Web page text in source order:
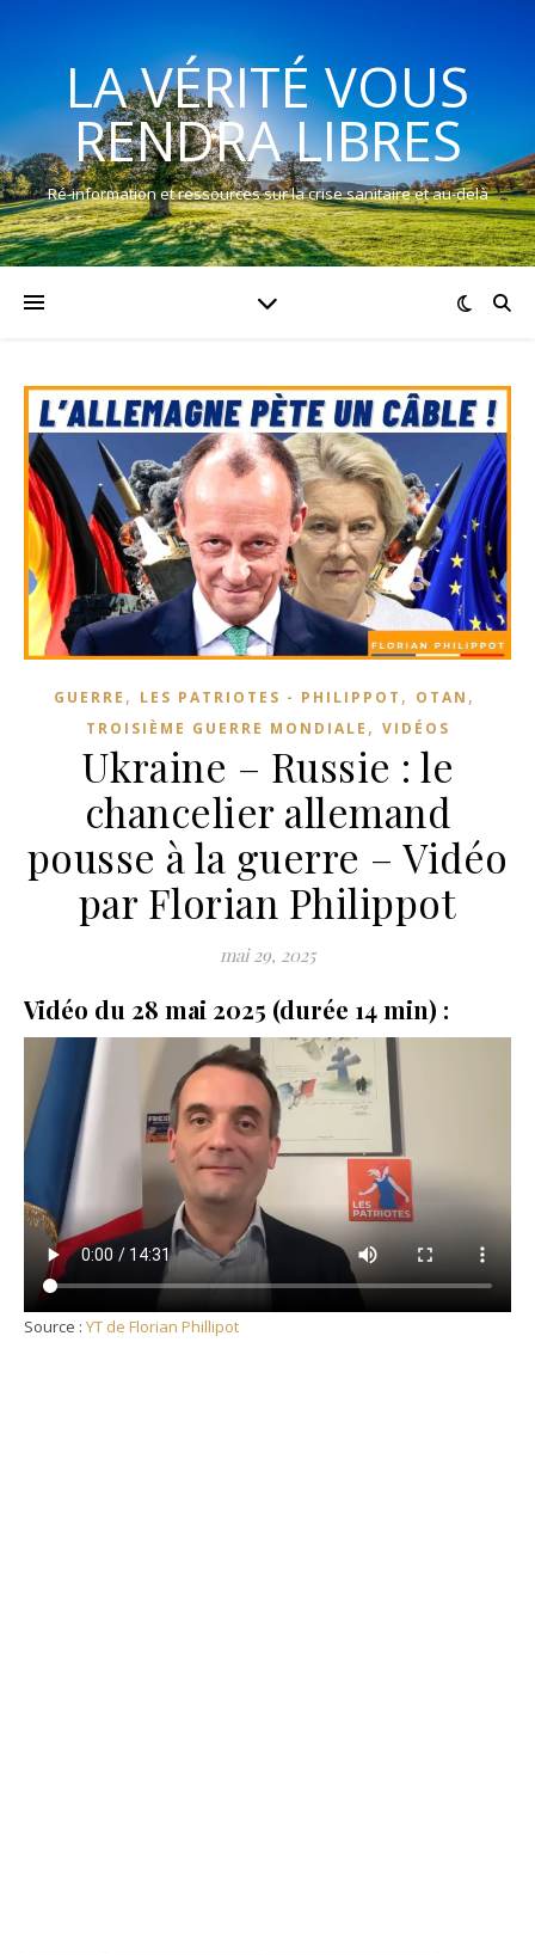
LA VÉRITÉ VOUS
RENDRA LIBRES
Ré-information et ressources sur la crise sanitaire et au-delà
GUERRE , LES PATRIOTES - PHILIPPOT , OTAN ,
TROISIÈME GUERRE MONDIALE , VIDÉOS
Ukraine – Russie : le
chancelier allemand
pousse à la guerre – Vidéo
par Florian Philippot
mai 29, 2025
Vidéo du 28 mai 2025 (durée 14 min) :
Source : YT de Florian Phillipot